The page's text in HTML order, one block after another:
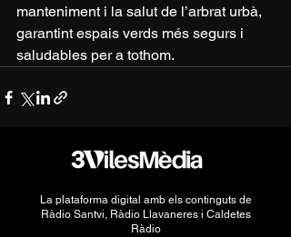
manteniment i la salut de l’arbrat urbà,
garantint espais verds més segurs i
saludables per a tothom.
La plataforma digital amb els continguts de
Ràdio Santvi, Ràdio Llavaneres i Caldetes
Ràdio